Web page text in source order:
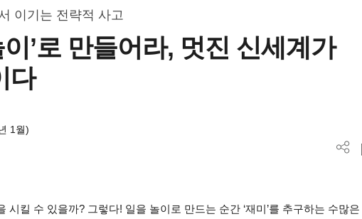
이기는 전략적 사고
이’로 만들어라, 멋진 신세계가
다
1월)
시킬 수 있을까? 그렇다! 일을 놀이로 만드는 순간 ‘재미’를 추구하는 수많은